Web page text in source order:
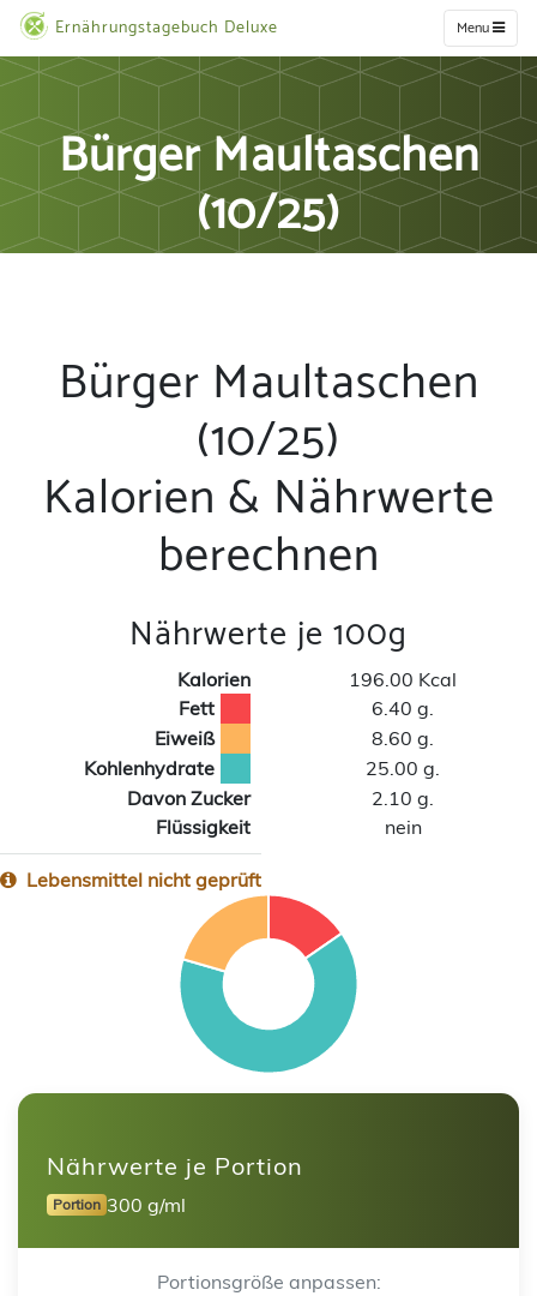
Ernährungstagebuch Deluxe Menu
Bürger Maultaschen
(10/25)
Bürger Maultaschen
(10/25)
Kalorien & Nährwerte
berechnen
Nährwerte je 100g
Kalorien
196.00 Kcal
Fett
6.40 g.
Eiweiß
8.60 g.
Kohlenhydrate
25.00 g.
Davon Zucker
2.10 g.
Flüssigkeit
nein
Lebensmittel nicht geprüft
Nährwerte je Portion
Portion 300 g/ml
Portionsgröße anpassen: